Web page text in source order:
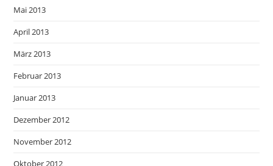
Mai 2013
April 2013
März 2013
Februar 2013
Januar 2013
Dezember 2012
November 2012
Oktober 2012